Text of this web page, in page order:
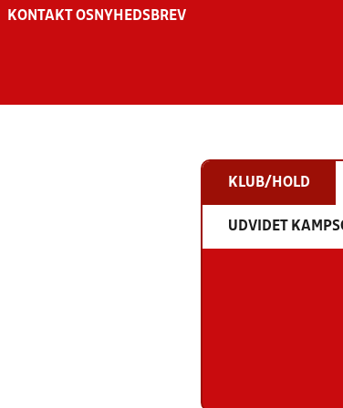
KONTAKT OS NYHEDSBREV
KLUB/HOLD
UDVIDET